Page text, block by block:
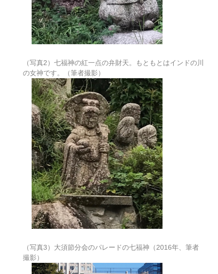
（写真2）七福神の紅一点の弁財天。もともとはインドの川
の女神です。（筆者撮影）
（写真3）大須節分会のパレードの七福神（2016年、筆者
撮影）